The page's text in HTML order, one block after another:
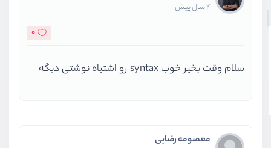
4 سال پیش
0
سلام وقت بخیر خوب syntax رو اشتباه نوشتی دیگه
معصومه رضایی